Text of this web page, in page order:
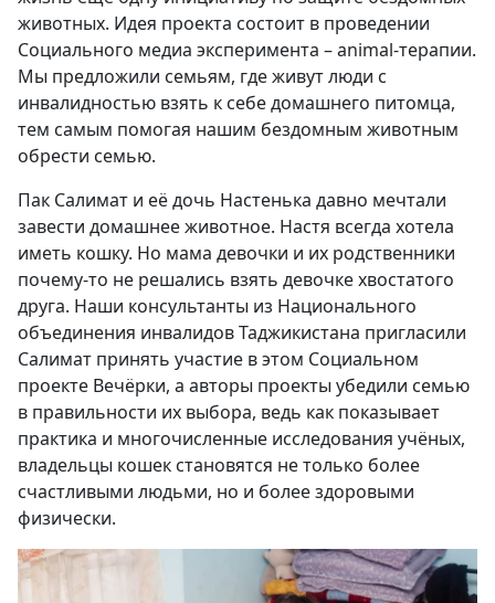
животных. Идея проекта состоит в проведении
Социального медиа эксперимента – animal-терапии.
Мы предложили семьям, где живут люди с
инвалидностью взять к себе домашнего питомца,
тем самым помогая нашим бездомным животным
обрести семью.
Пак Салимат и её дочь Настенька давно мечтали
завести домашнее животное. Настя всегда хотела
иметь кошку. Но мама девочки и их родственники
почему-то не решались взять девочке хвостатого
друга. Наши консультанты из Национального
объединения инвалидов Таджикистана пригласили
Салимат принять участие в этом Социальном
проекте Вечёрки, а авторы проекты убедили семью
в правильности их выбора, ведь как показывает
практика и многочисленные исследования учёных,
владельцы кошек становятся не только более
счастливыми людьми, но и более здоровыми
физически.